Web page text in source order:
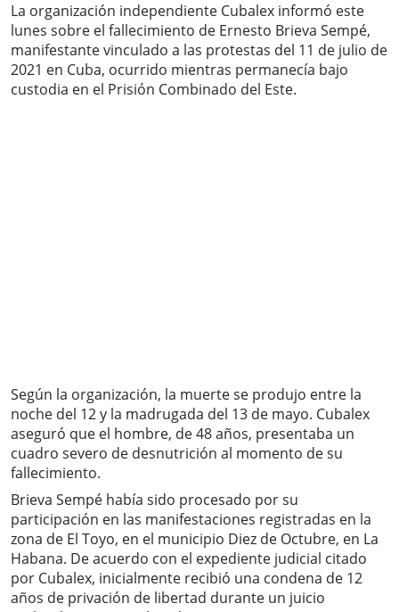
La organización independiente Cubalex informó este
lunes sobre el fallecimiento de Ernesto Brieva Sempé,
manifestante vinculado a las protestas del 11 de julio de
2021 en Cuba, ocurrido mientras permanecía bajo
custodia en el Prisión Combinado del Este.
Según la organización, la muerte se produjo entre la
noche del 12 y la madrugada del 13 de mayo. Cubalex
aseguró que el hombre, de 48 años, presentaba un
cuadro severo de desnutrición al momento de su
fallecimiento.
Brieva Sempé había sido procesado por su
participación en las manifestaciones registradas en la
zona de El Toyo, en el municipio Diez de Octubre, en La
Habana. De acuerdo con el expediente judicial citado
por Cubalex, inicialmente recibió una condena de 12
años de privación de libertad durante un juicio